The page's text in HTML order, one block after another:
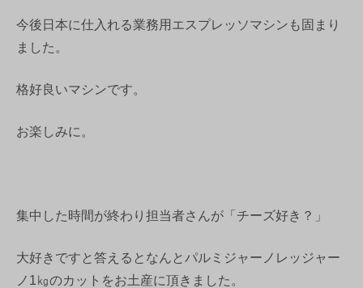
今後日本に仕入れる業務用エスプレッソマシンも固まり
ました。
格好良いマシンです。
お楽しみに。
集中した時間が終わり担当者さんが「チーズ好き？」
大好きですと答えるとなんとパルミジャーノレッジャー
ノ1㎏のカットをお土産に頂きました。